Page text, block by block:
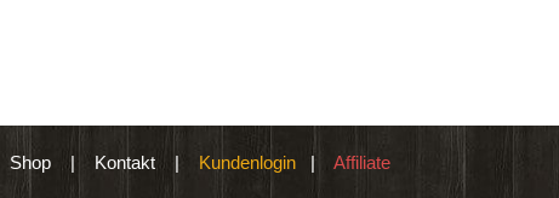
Shop| Kontakt| Kundenlogin| Affiliate